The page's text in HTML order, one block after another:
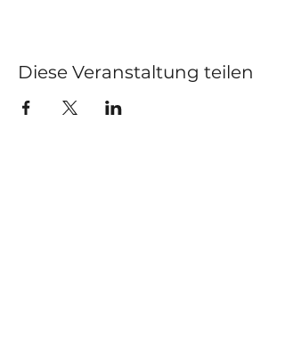
Diese Veranstaltung teilen